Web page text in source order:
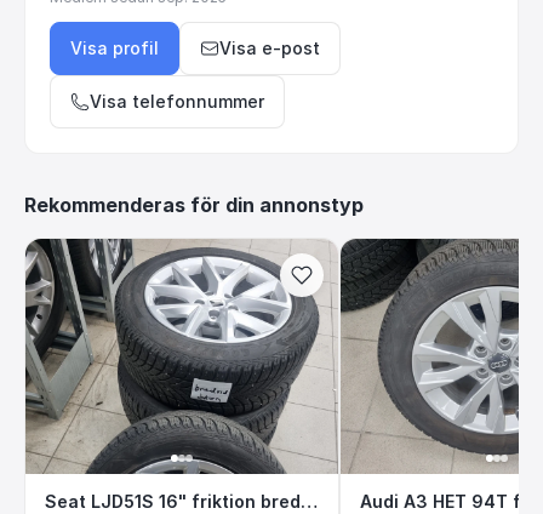
Visa profil Visa e-post
Visa telefonnummer
Rekommenderas för din annonstyp
Seat LJD51S 16" friktion bredvid datorn
Seat LJD51S 16" friktion bredvid datorn Audi A3 HET
Audi A3 HET 94T